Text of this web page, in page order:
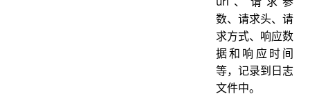
数、请求头、请
求方式、响应数
据和响应时间
等，记录到日志
文件中。